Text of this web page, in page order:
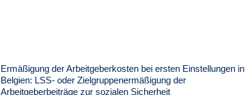
Ermäßigung der Arbeitgeberkosten bei ersten Einstellungen in
Belgien: LSS- oder Zielgruppenermäßigung der
Arbeitgeberbeiträge zur sozialen Sicherheit